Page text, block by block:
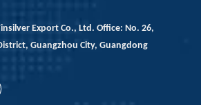
Export Co., Ltd. Office: No. 26,
Guangzhou City, Guangdong